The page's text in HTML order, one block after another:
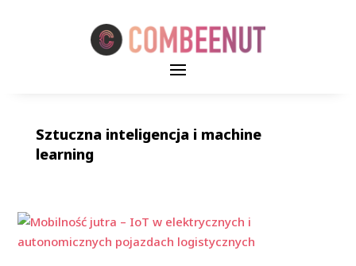
Sztuczna inteligencja i machine
learning